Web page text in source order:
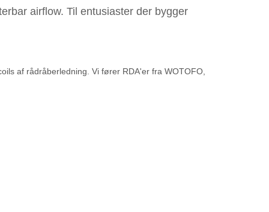
airflow. Til entusiaster der bygger
af rådråberledning. Vi fører RDA'er fra WOTOFO,